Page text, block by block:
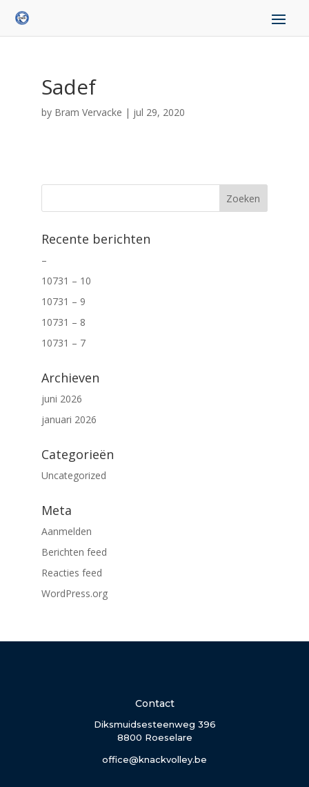
Sadef
by Bram Vervacke | jul 29, 2020
Recente berichten
–
10731 – 10
10731 – 9
10731 – 8
10731 – 7
Archieven
juni 2026
januari 2026
Categorieën
Uncategorized
Meta
Aanmelden
Berichten feed
Reacties feed
WordPress.org
Contact
Diksmuidsesteenweg 396
8800 Roeselare
office@knackvolley.be